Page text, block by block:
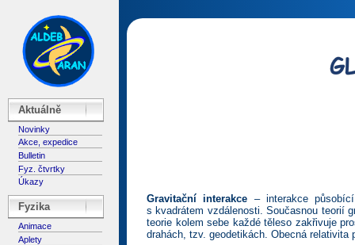
Aktuálně
Novinky
Akce, expedice
Bulletin
Fyz. čtvrtky
Úkazy
Fyzika
Animace
Aplety
Gravitační interakce – interakce
s kvadrátem vzdálenosti. Současnou teorií
teorie kolem sebe každé těleso zakřivuje
drahách, tzv. geodetikách. Obecná